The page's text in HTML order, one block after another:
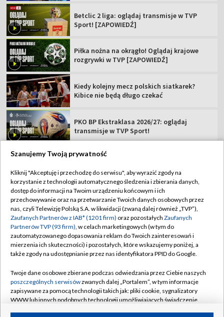
Betclic 2 liga: oglądaj transmisje w TVP
Sport! [ZAPOWIEDŹ]
Piłka nożna na okrągło! Oglądaj krajowe
rozgrywki w TVP [ZAPOWIEDŹ]
Kiedy kolejny mecz polskich siatkarek?
Kibice nie będą długo czekać
PKO BP Ekstraklasa 2026/27: oglądaj
transmisje w TVP Sport!
TVP
Abonament TVP
Sklep TVP
Biuro Reklamy
Oferta Handlowa
Emisja w TVP
Rada Programowa
Ogłoszenia przetargowe
Regulamin TVP
Polityka prywatności
Moje zgody
Biuro reklamy
Kanały
Szanujemy Twoją prywatność
Kliknij "Akceptuję i przechodzę do serwisu", aby wyrazić zgody na
korzystanie z technologii automatycznego śledzenia i zbierania danych,
dostęp do informacji na Twoim urządzeniu końcowym i ich
przechowywanie oraz na przetwarzanie Twoich danych osobowych przez
nas, czyli Telewizję Polską S.A. w likwidacji (zwaną dalej również „TVP”),
Zaufanych Partnerów z IAB* (1201 firm) oraz pozostałych Zaufanych
Partnerów TVP (93 firm), w celach marketingowych (w tym do
zautomatyzowanego dopasowania reklam do Twoich zainteresowań i
mierzenia ich skuteczności) i pozostałych, które wskazujemy poniżej, a
także zgody na udostępnianie przez nas identyfikatora PPID do Google.
Twoje dane osobowe zbierane podczas odwiedzania przez Ciebie naszych
poszczególnych serwisówzwanych dalej „Portalem”, w tym informacje
zapisywane za pomocą technologii takich jak: pliki cookie, sygnalizatory
WWW lub innych podobnych technologii umożliwiających świadczenie